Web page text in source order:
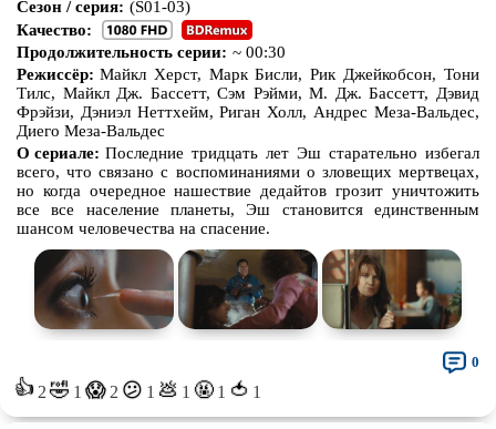
Про животных
Про инопланетян
Про корабли и подводные
лодки
Про космос
Про любовь
Про маньяков исерийных
убийц
Про мафию
Про оборотней Про пиратов
Про роботов Про рыцарей
Про самолёты Про собак
Про танки
Сезон / серия: (S01-03)
Качество:
Продолжительность серии: ~ 00:30
Режиссёр: Майкл Херст, Марк Бисли, Рик Джейкобсон, Тони
Тилс, Майкл Дж. Бассетт, Сэм Рэйми, М. Дж. Бассетт, Дэвид
Фрэйзи, Дэниэл Неттхейм, Риган Холл, Андрес Меза-Вальдес,
Диего Меза-Вальдес
О сериале: Последние тридцать лет Эш старательно избегал
всего, что связано с воспоминаниями о зловещих мертвецах,
но когда очередное нашествие дедайтов грозит уничтожить
все все население планеты, Эш становится единственным
шансом человечества на спасение.
👍 2 🤣 1 😱 2 😕 1 💩 1 🤬 1 🍅 1
0